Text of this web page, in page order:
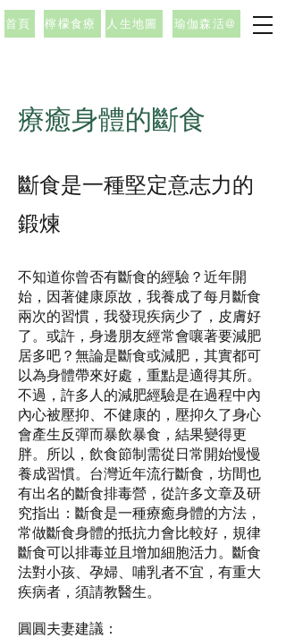
首頁 檸檬食療 人生地圖 瑜伽森活@
療癒身體的斷食
斷食是一種堅定意志力的
鍛煉
不知道你曾否有斷食的經驗？近年開
始，因著健康原故，我養成了每月斷食
兩次的習慣，我發現疾病少了，皮膚好
了。或許，身邊朋友經常會嚷著要減肥
居多吧？無論是斷食或減肥，其實都可
以為身體帶來好處，重點是適得其所。
不過，許多人的減肥經驗是在過程中內
內心被壓抑、不健康的，壓抑久了身心
會產生反彈而暴飲暴食，結果變得更
胖。所以，飲食節制需從日常開始慢慢
養成習慣。台灣近年流行斷食，坊間也
有出名的斷食排毒營，從許多文章及研
究指出：斷食是一種療癒身體的方法，
常做斷食身體的抵抗力會比較好，規律
斷食可以排毒並且增加細胞活力。斷食
法對小孩、孕婦、哺乳者不宜，有重大
疾病者，須請教醫生。
圓圓夫妻建議：